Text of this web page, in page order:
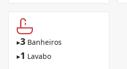
▸3 Banheiros
▸1 Lavabo